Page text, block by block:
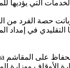
في إمداد
الأوقاف ووزارة